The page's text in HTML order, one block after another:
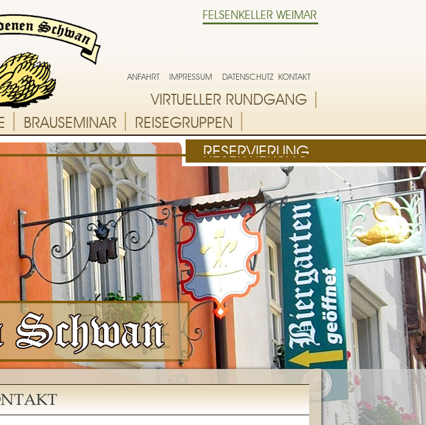
FELSENKELLER WEIMAR
ANFAHRT IMPRESSUM DATENSCHUTZ KONTAKT
VIRTUELLER RUNDGANG
BRAUSEMINAR
REISEGRUPPEN
RESERVIERUNG